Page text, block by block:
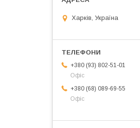
Харків, Україна
+380 (93) 802-51-01
Офіс
+380 (68) 089-69-55
Офіс